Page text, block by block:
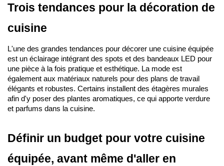
Trois tendances pour la décoration de
cuisine
L'une des grandes tendances pour décorer une cuisine équipée
est un éclairage intégrant des spots et des bandeaux LED pour
une pièce à la fois pratique et esthétique. La mode est
également aux matériaux naturels pour des plans de travail
élégants et robustes. Certains installent des étagères murales
afin d'y poser des plantes aromatiques, ce qui apporte verdure
et parfums dans la cuisine.
Définir un budget pour votre cuisine
équipée, avant même d'aller en